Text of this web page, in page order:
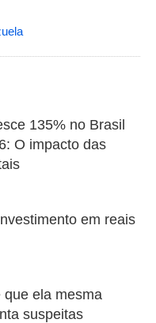
135% no Brasil
O impacto das
em reais
ela mesma
suspeitas